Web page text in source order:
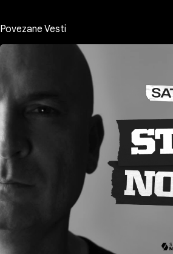
Povezane Vesti